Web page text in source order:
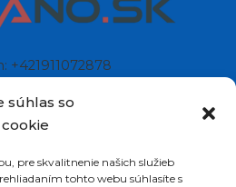
súhlas so
pre skvalitnenie našich služieb
tohto webu súhlasíte s
+421911072878
211/49